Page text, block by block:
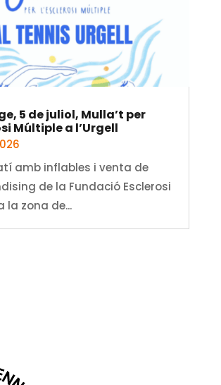
5 de juliol, Mulla’t per
Múltiple a l’Urgell
amb inflables i venta de
de la Fundació Esclerosi
la zona de...